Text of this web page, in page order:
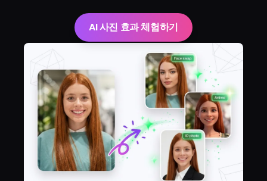
AI 사진 효과 체험하기